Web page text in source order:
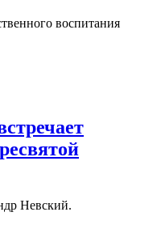
воспитания
Невский.